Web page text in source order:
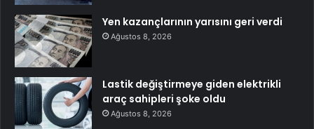
Yen kazançlarının yarısını geri verdi
Ağustos 8, 2026
Lastik değiştirmeye giden elektrikli
araç sahipleri şoke oldu
Ağustos 8, 2026